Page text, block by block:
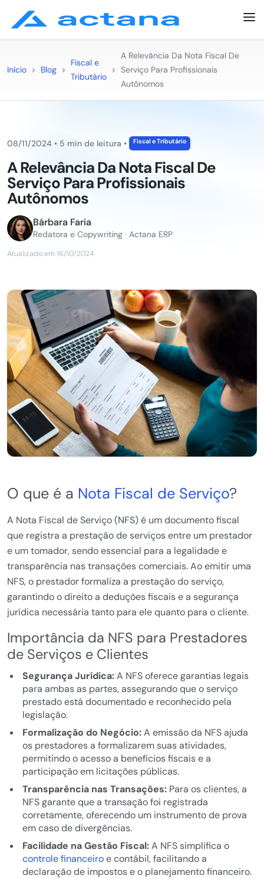
Início > Blog >
Fiscal e
Tributário
>
A Relevância Da Nota Fiscal De
Serviço Para Profissionais
Autônomos
08/11/2024 • 5 min de leitura • Fiscal e Tributário
A Relevância Da Nota Fiscal De
Serviço Para Profissionais
Autônomos
Bárbara Faria
Redatora e Copywriting · Actana ERP
Atualizado em 16/10/2024
O que é a Nota Fiscal de Serviço?
A Nota Fiscal de Serviço (NFS) é um documento fiscal
que registra a prestação de serviços entre um prestador
e um tomador, sendo essencial para a legalidade e
transparência nas transações comerciais. Ao emitir uma
NFS, o prestador formaliza a prestação do serviço,
garantindo o direito a deduções fiscais e a segurança
jurídica necessária tanto para ele quanto para o cliente.
Importância da NFS para Prestadores
de Serviços e Clientes
Segurança Jurídica:A NFS oferece garantias legais
para ambas as partes, assegurando que o serviço
prestado está documentado e reconhecido pela
legislação.
Formalização do Negócio:A emissão da NFS ajuda
os prestadores a formalizarem suas atividades,
permitindo o acesso a benefícios fiscais e a
participação em licitações públicas.
Transparência nas Transações:Para os clientes, a
NFS garante que a transação foi registrada
corretamente, oferecendo um instrumento de prova
em caso de divergências.
Facilidade na Gestão Fiscal:A NFS simplifica o
controle financeiroe contábil, facilitando a
declaração de impostos e o planejamento financeiro.